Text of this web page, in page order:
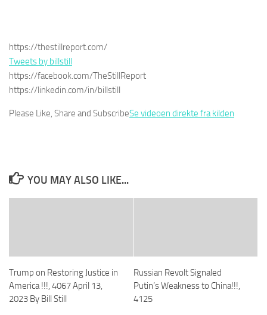
https://thestillreport.com/
Tweets by billstill
https://facebook.com/TheStillReport
https://linkedin.com/in/billstill
Please Like, Share and SubscribeSe videoen direkte fra kilden
YOU MAY ALSO LIKE...
Trump on Restoring Justice in
America !!!, 4067 April 13,
2023 By Bill Still
Russian Revolt Signaled
Putin’s Weakness to China!!!,
4125